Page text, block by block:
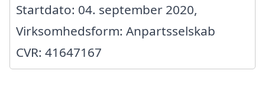
Startdato: 04. september 2020,
Virksomhedsform: Anpartsselskab
CVR: 41647167